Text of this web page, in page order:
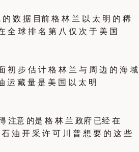
数 据 目前 格 林 兰 以 太 明 的 稀
全 球 排 名 第 八 仅 次 于 美 国
初 步 估 计 格 林 兰 与 周 边 的 海 域
运 藏 量 是 美 国 以 太 明
注意 的是 格 林 兰 政府 已经 在
油 开 采 许 可 川 普 想 要 的 这 些